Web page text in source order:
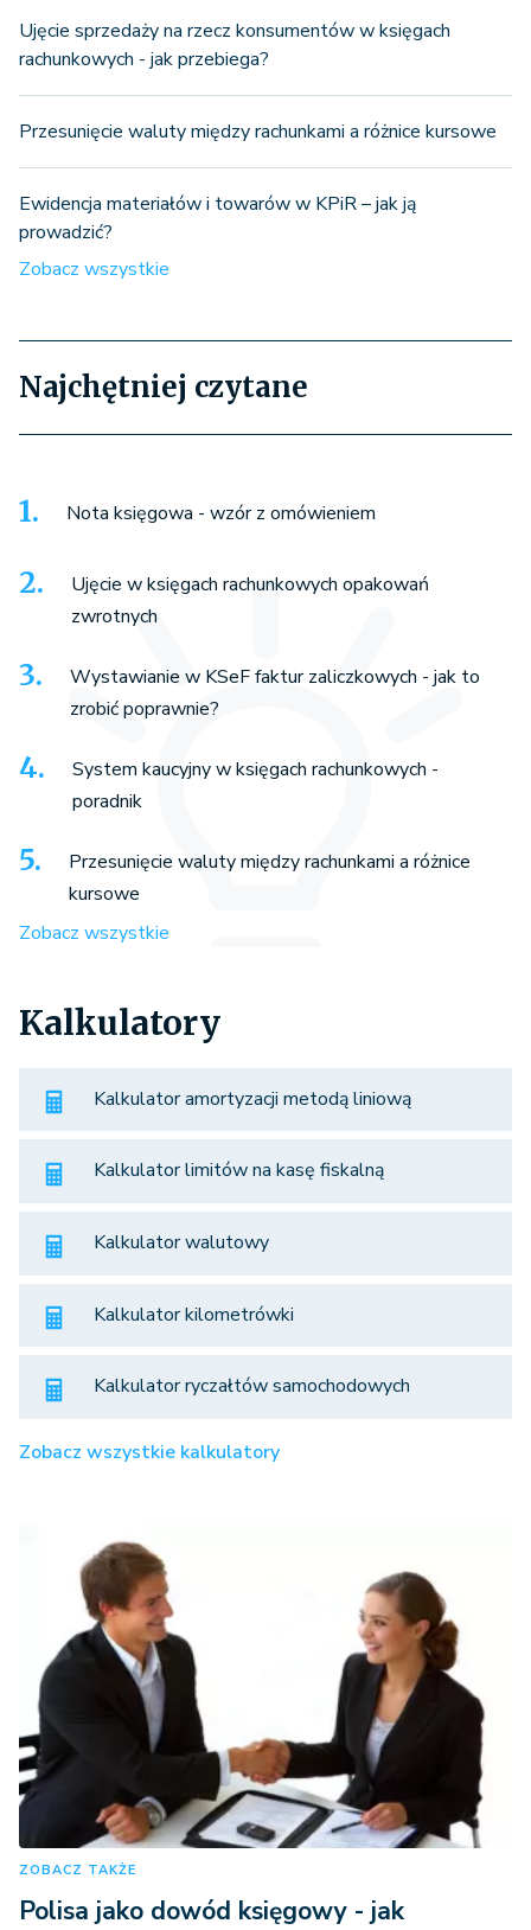
Ujęcie sprzedaży na rzecz konsumentów w księgach
rachunkowych - jak przebiega?
Przesunięcie waluty między rachunkami a różnice kursowe
Ewidencja materiałów i towarów w KPiR – jak ją
prowadzić?
Zobacz wszystkie
Najchętniej czytane
Nota księgowa - wzór z omówieniem
Ujęcie w księgach rachunkowych opakowań
zwrotnych
Wystawianie w KSeF faktur zaliczkowych - jak to
zrobić poprawnie?
System kaucyjny w księgach rachunkowych -
poradnik
Przesunięcie waluty między rachunkami a różnice
kursowe
Zobacz wszystkie
Kalkulatory
Kalkulator amortyzacji metodą liniową
Kalkulator limitów na kasę fiskalną
Kalkulator walutowy
Kalkulator kilometrówki
Kalkulator ryczałtów samochodowych
Zobacz wszystkie kalkulatory
ZOBACZ TAKŻE
Polisa jako dowód księgowy - jak